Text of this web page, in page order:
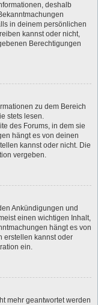
deshalb
in deinem persönlichen
kannst oder nicht,
Berechtigungen
zu dem Bereich
stets lesen.
des Forums, in dem sie
hängt es von deinen
kannst oder nicht. Die
vergeben.
Ankündigungen und
einen wichtigen Inhalt,
hängt es von
erstellen kannst oder
ein.
mehr geantwortet werden